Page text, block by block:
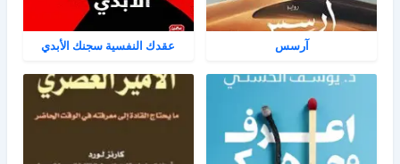
آرسس عقدك النفسية سجنك الأبدي